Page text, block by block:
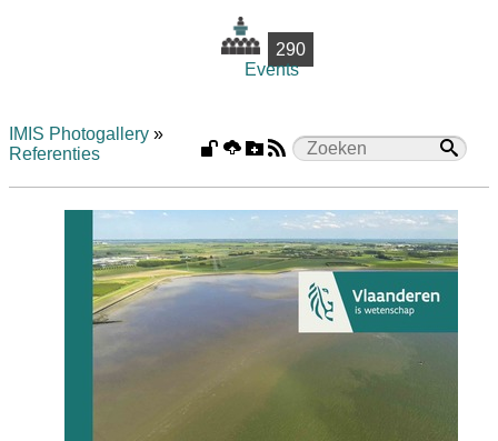
290
Events
IMIS Photogallery »
Referenties